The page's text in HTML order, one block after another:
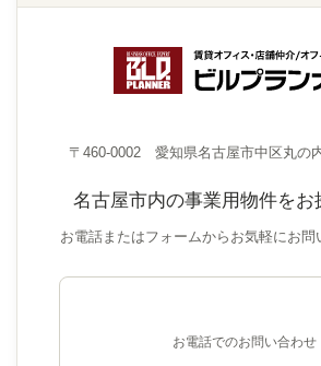
〒460-0002 愛知県名古屋市中区丸の
名古屋市内の事業用物件をお
お電話またはフォームからお気軽にお問
お電話でのお問い合わせ